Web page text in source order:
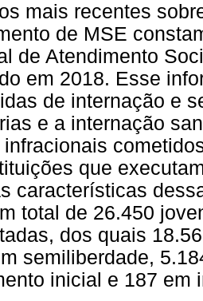
mais recentes
de MSE
de Atendimento
em 2018. Esse
de internação e
e a internação
infracionais
que
características
total de 26.450
dos quais
semiliberdade,
inicial e 187 em